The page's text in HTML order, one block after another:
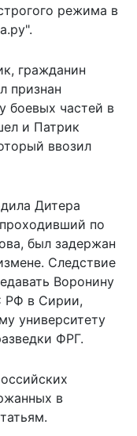
режима в
гражданин
признан
боевых частей в
и Патрик
ввозил
Дитера
по
был задержан
Следствие
Воронину
РФ в Сирии,
университету
ФРГ.
в